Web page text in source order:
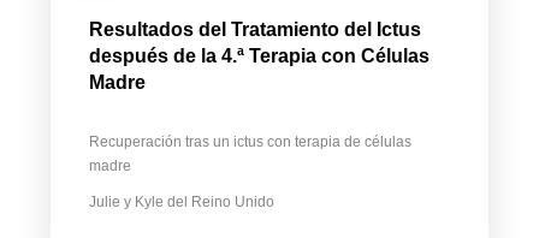
Resultados del Tratamiento del Ictus
después de la 4.ª Terapia con Células
Madre
Recuperación tras un ictus con terapia de células
madre
Julie y Kyle del Reino Unido